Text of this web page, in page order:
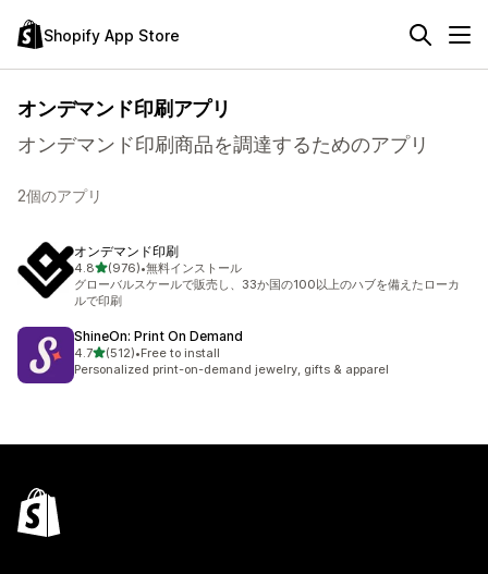
Shopify App Store
オンデマンド印刷アプリ
オンデマンド印刷商品を調達するためのアプリ
2個のアプリ
オンデマンド印刷
4.85つ星中
(976)
合計レビュー数：976件
•無料インストール
グローバルスケールで販売し、33か国の100以上のハブを備えたローカ
ルで印刷
ShineOn: Print On Demand
4.75つ星中
(512)
合計レビュー数：512件
•Free to install
Personalized print-on-demand jewelry, gifts & apparel